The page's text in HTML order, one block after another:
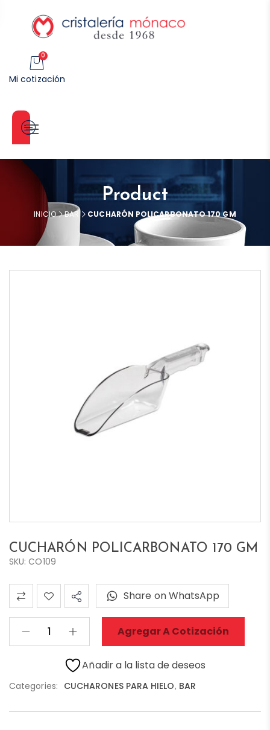
0
Mi cotización
Categorías
Product
INICIO BAR CUCHARÓN POLICARBONATO 170 GM
CUCHARÓN POLICARBONATO 170 GM
SKU: CO109
Agregar A Cotización
Share on WhatsApp
Añadir a la lista de deseos
Categories: CUCHARONES PARA HIELO, BAR